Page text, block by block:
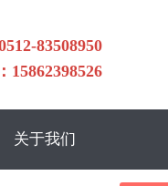
83508950
15862398526
关于我们